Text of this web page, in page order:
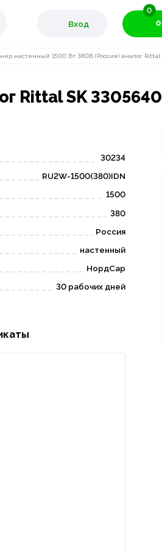
Вход 0
0
настенный 1500 Вт 380В (Россия) аналог Rittal
Rittal SK
30234
RU2W-1500(380)IDN
1500
380
Россия
настенный
НордСар
30 рабочих дней